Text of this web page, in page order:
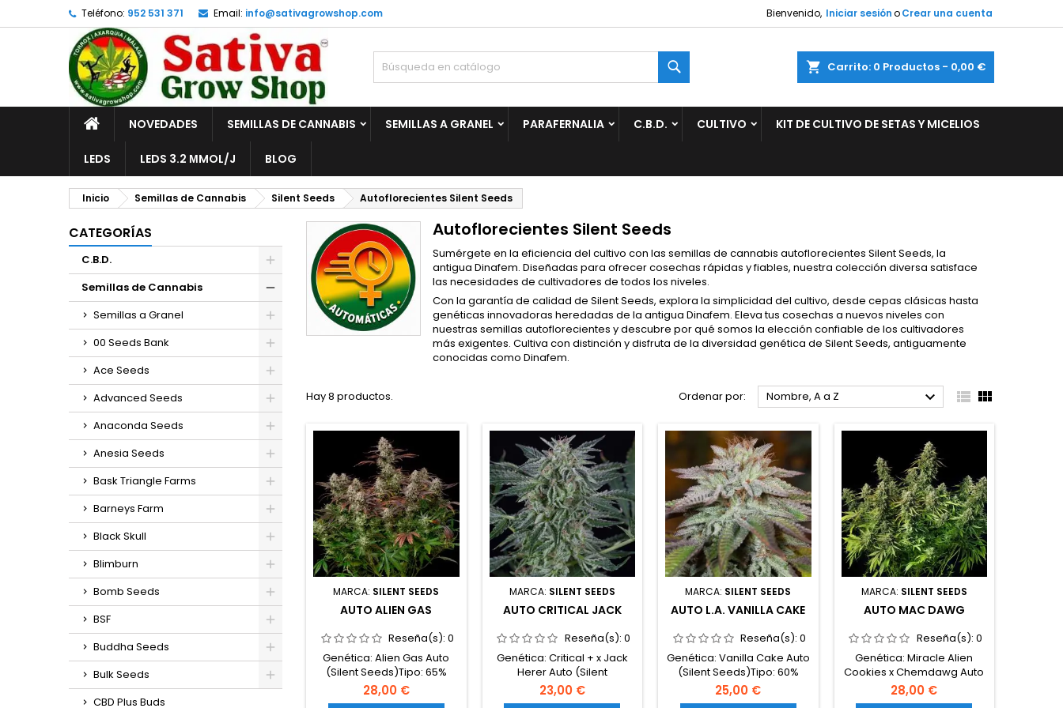
Teléfono: 952 531 371 Email: info@sativagrowshop.com Bienvenido, Iniciar sesiónoCrear una cuenta
Carrito 0 Productos - 0,00 €
INICIONOVEDADES SEMILLAS DE CANNABIS SEMILLAS A GRANEL PARAFERNALIA C.B.D. CULTIVO KIT DE CULTIVO DE SETAS Y MICELIOS
LEDS LEDS 3.2 ΜMOL/J BLOG
Inicio Semillas de Cannabis Silent Seeds Autoflorecientes Silent Seeds
CATEGORÍAS
C.B.D.
Semillas de Cannabis
Semillas a Granel
00 Seeds Bank
Ace Seeds
Advanced Seeds
Anaconda Seeds
Anesia Seeds
Bask Triangle Farms
Barneys Farm
Black Skull
Blimburn
Bomb Seeds
BSF
Buddha Seeds
Bulk Seeds
CBD Plus Buds
Autoflorecientes Silent Seeds
Sumérgete en la eficiencia del cultivo con las semillas de cannabis autoflorecientes Silent Seeds, la
antigua Dinafem. Diseñadas para ofrecer cosechas rápidas y fiables, nuestra colección diversa satisface
las necesidades de cultivadores de todos los niveles.
Con la garantía de calidad de Silent Seeds, explora la simplicidad del cultivo, desde cepas clásicas hasta
genéticas innovadoras heredadas de la antigua Dinafem. Eleva tus cosechas a nuevos niveles con
nuestras semillas autoflorecientes y descubre por qué somos la elección confiable de los cultivadores
más exigentes. Cultiva con distinción y disfruta de la diversidad genética de Silent Seeds, antiguamente
conocidas como Dinafem.
Hay 8 productos. Ordenar por: Nombre, A a Z   
MARCA: SILENT SEEDS
AUTO ALIEN GAS
Reseña(s):0
Genética: Alien Gas Auto
(Silent Seeds)Tipo: 65%
índica / 35%
sativaContenido de THC: 21-
28,00 €
MARCA: SILENT SEEDS
AUTO CRITICAL JACK
Reseña(s): 0
Genética: Critical + x Jack
Herer Auto (Silent
Seeds)Tipo: 60% sativa /
40% índicaContenido de
23,00 €
MARCA: SILENT SEEDS
AUTO L.A. VANILLA CAKE
Reseña(s):0
Genética: Vanilla Cake Auto
(Silent Seeds)Tipo: 60%
índica / 40%
sativaContenido de THC: 21-
25,00 €
MARCA: SILENT SEEDS
AUTO MAC DAWG
Reseña(s): 0
Genética: Miracle Alien
Cookies x Chemdawg Auto
(Silent Seeds)Tipo: 65%
índica / 35%
28,00 €
Añadir a la lista de deseos
Crear nueva lista
((modalTitle))
((confirmMessage))
Crear lista de deseos
Cancelar Crear lista de deseos
Iniciar sesión
Debe iniciar sesión para guardar productos en su lista de deseos.